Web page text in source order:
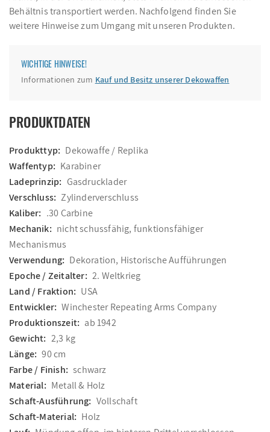
Behältnis transportiert werden. Nachfolgend finden Sie
weitere Hinweise zum Umgang mit unseren Produkten.
WICHTIGE HINWEISE!
Informationen zum Kauf und Besitz unserer Dekowaffen
PRODUKTDATEN
Produkttyp: Dekowaffe / Replika
Waffentyp: Karabiner
Ladeprinzip: Gasdrucklader
Verschluss: Zylinderverschluss
Kaliber: .30 Carbine
Mechanik: nicht schussfähig, funktionsfähiger
Mechanismus
Verwendung: Dekoration, Historische Aufführungen
Epoche / Zeitalter: 2. Weltkrieg
Land / Fraktion: USA
Entwickler: Winchester Repeating Arms Company
Produktionszeit: ab 1942
Gewicht: 2,3 kg
Länge: 90 cm
Farbe / Finish: schwarz
Material: Metall & Holz
Schaft-Ausführung: Vollschaft
Schaft-Material: Holz